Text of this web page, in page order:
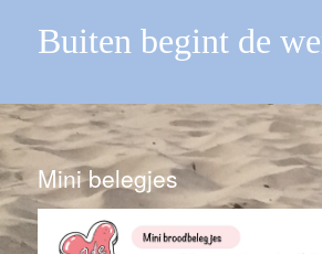
Buiten begint de
Mini belegjes